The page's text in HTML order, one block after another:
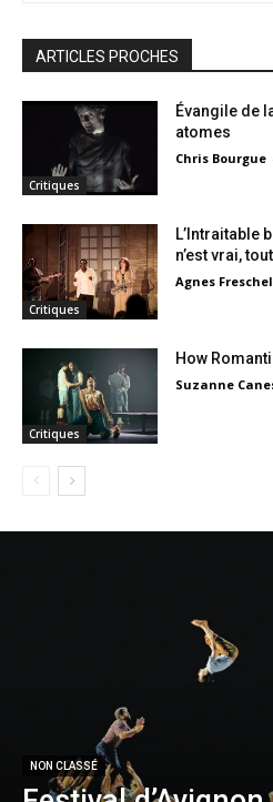
ARTICLES PROCHES
Critiques
Évangile de
atomes
Chris Bourgue
Critiques
L’Intraitable
n’est vrai,
Agnes Freschel
Critiques
How
Suzanne
NON CLASSÉ